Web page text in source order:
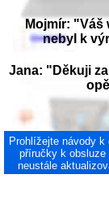
Mojmír: "Váš
nebyl k
Jana: "Děkuji
Prohlížejte návody
příručky k obsluze
neustále